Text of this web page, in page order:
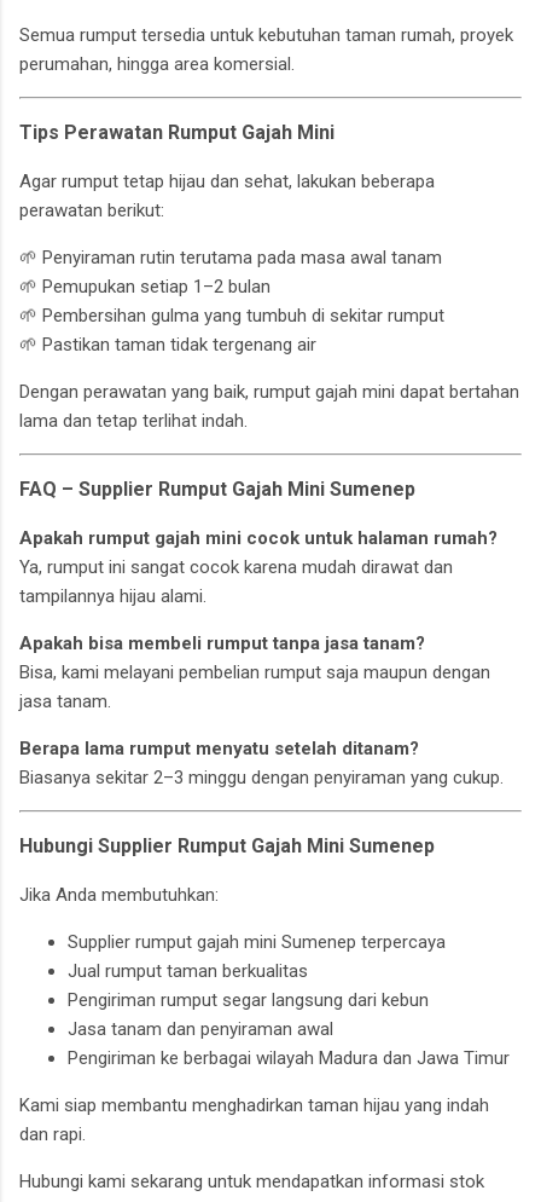
Semua rumput tersedia untuk kebutuhan taman rumah, proyek
perumahan, hingga area komersial.
Tips Perawatan Rumput Gajah Mini
Agar rumput tetap hijau dan sehat, lakukan beberapa
perawatan berikut:
🌱 Penyiraman rutin terutama pada masa awal tanam
🌱 Pemupukan setiap 1–2 bulan
🌱 Pembersihan gulma yang tumbuh di sekitar rumput
🌱 Pastikan taman tidak tergenang air
Dengan perawatan yang baik, rumput gajah mini dapat bertahan
lama dan tetap terlihat indah.
FAQ – Supplier Rumput Gajah Mini Sumenep
Apakah rumput gajah mini cocok untuk halaman rumah?
Ya, rumput ini sangat cocok karena mudah dirawat dan
tampilannya hijau alami.
Apakah bisa membeli rumput tanpa jasa tanam?
Bisa, kami melayani pembelian rumput saja maupun dengan
jasa tanam.
Berapa lama rumput menyatu setelah ditanam?
Biasanya sekitar 2–3 minggu dengan penyiraman yang cukup.
Hubungi Supplier Rumput Gajah Mini Sumenep
Jika Anda membutuhkan:
Supplier rumput gajah mini Sumenep terpercaya
Jual rumput taman berkualitas
Pengiriman rumput segar langsung dari kebun
Jasa tanam dan penyiraman awal
Pengiriman ke berbagai wilayah Madura dan Jawa Timur
Kami siap membantu menghadirkan taman hijau yang indah
dan rapi.
Hubungi kami sekarang untuk mendapatkan informasi stok